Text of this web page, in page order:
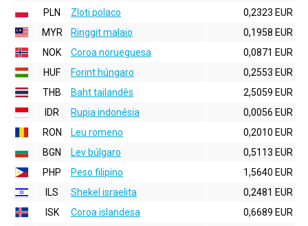
PLN
Zloti polaco
0,2323 EUR
MYR
Ringgit malaio
0,1958 EUR
NOK
Coroa norueguesa
0,0871 EUR
HUF
Forint húngaro
0,2553 EUR
THB
Baht tailandês
2,5059 EUR
IDR
Rupia indonésia
0,0056 EUR
RON
Leu romeno
0,2010 EUR
BGN
Lev búlgaro
0,5113 EUR
PHP
Peso filipino
1,5640 EUR
ILS
Shekel israelita
0,2481 EUR
ISK
Coroa islandesa
0,6689 EUR